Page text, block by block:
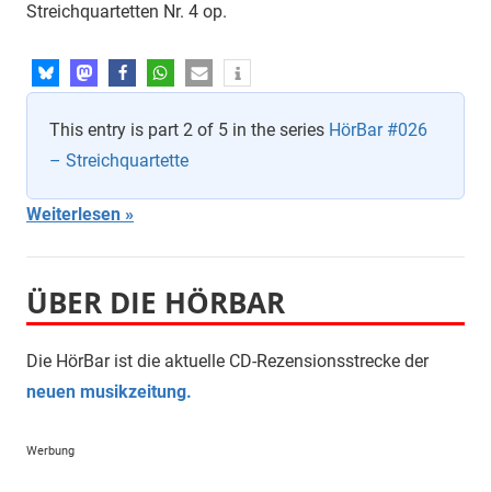
Streichquartetten Nr. 4 op.
This entry is part 2 of 5 in the series HörBar #026
– Streichquartette
Weiterlesen
ÜBER DIE HÖRBAR
Die HörBar ist die aktuelle CD-Rezensionsstrecke der
neuen musikzeitung.
Werbung